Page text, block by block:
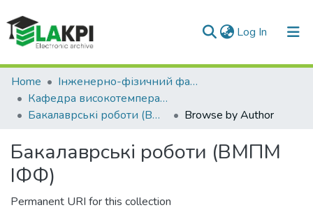
Log In (current)
Communities & Collections
All of DSpace
Home
Інженерно-фізичний факультет (ІФФ)
Кафедра високотемпературних матеріалів та порошкової металургії (ВМПМ ІФФ)
Бакалаврські роботи (ВМПМ ІФФ)
Browse by Author
Бакалаврські роботи (ВМПМ
ІФФ)
Permanent URI for this collection